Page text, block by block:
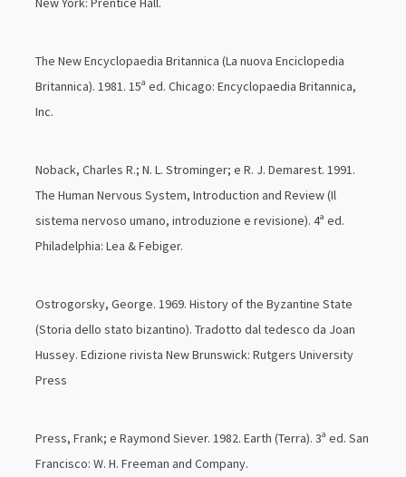
The New Encyclopaedia Britannica (La nuova Enciclopedia
Britannica). 1981. 15ª ed. Chicago: Encyclopaedia Britannica,
Inc.
Noback, Charles R.; N. L. Strominger; e R. J. Demarest. 1991.
The Human Nervous System, Introduction and Review (Il
sistema nervoso umano, introduzione e revisione). 4ª ed.
Philadelphia: Lea & Febiger.
Ostrogorsky, George. 1969. History of the Byzantine State
(Storia dello stato bizantino). Tradotto dal tedesco da Joan
Hussey. Edizione rivista New Brunswick: Rutgers University
Press
Press, Frank; e Raymond Siever. 1982. Earth (Terra). 3ª ed. San
Francisco: W. H. Freeman and Company.